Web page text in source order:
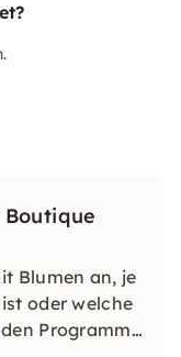
Boutique
Blumen an, je
oder welche
Programm.